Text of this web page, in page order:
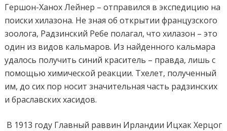
Гершон-Ханох Лейнер – отправился в экспедицию на
поиски хилазона. Не зная об открытии французского
зоолога, Радзинский Ребе полагал, что хилазон – это
один из видов кальмаров. Из найденного кальмара
удалось получить синий краситель – правда, лишь с
помощью химической реакции. Тхелет, полученный
им, до сих пор носит значительная часть радзинских
и браславских хасидов.
В 1913 году Главный раввин Ирландии Ицхак Херцог